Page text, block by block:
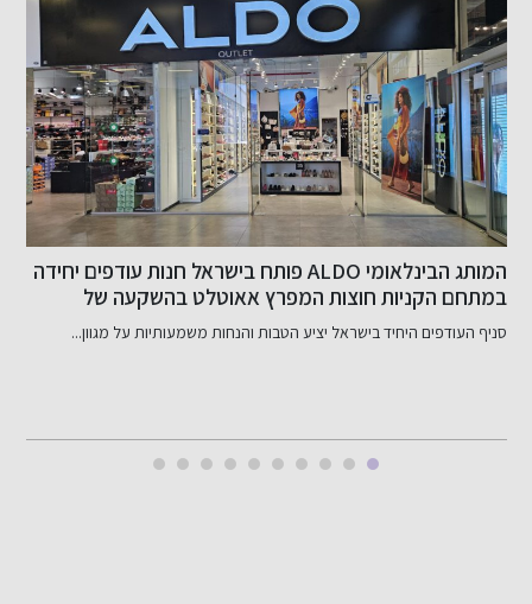
המותג הבינלאומי ALDO פותח בישראל חנות עודפים יחידה
במתחם הקניות חוצות המפרץ אאוטלט בהשקעה של
כ-800 אלף שקל
סניף העודפים היחיד בישראל יציע הטבות והנחות משמעותיות על מגוון...